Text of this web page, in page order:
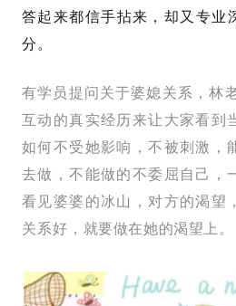
答起来都信手拈来，却又专业
分。
有学员提问关于婆媳关系，林
互动的真实经历来让大家看到
如何不受她影响，不被刺激，
去做，不能做的不委屈自己，
看见婆婆的冰山，对方的渴望
关系好，就要做在她的渴望上。